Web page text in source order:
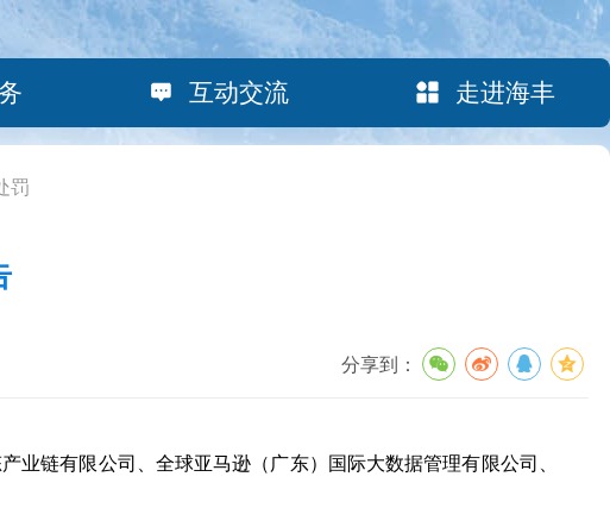
互动交流 走进海丰
罚
分享到：
链有限公司、全球亚马逊（广东）国际大数据管理有限公司、